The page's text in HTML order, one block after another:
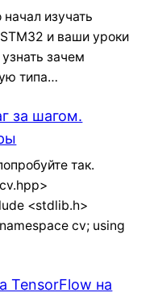
изучать
и ваши уроки
зачем
типа…
за шагом.
так.
<stdlib.h>
cv; using
TensorFlow на